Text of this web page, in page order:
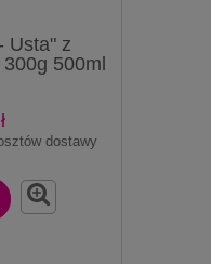
Usta" z
500ml
dostawy